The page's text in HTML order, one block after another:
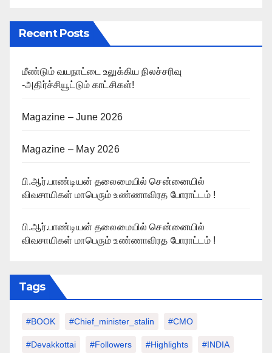
Recent Posts
மீண்டும் வயநாட்டை உலுக்கிய நிலச்சரிவு
-அதிர்ச்சியூட்டும் காட்சிகள்!
Magazine – June 2026
Magazine – May 2026
பி.ஆர்.பாண்டியன் தலைமையில் சென்னையில்
விவசாயிகள் மாபெரும் உண்ணாவிரத போராட்டம் !
பி.ஆர்.பாண்டியன் தலைமையில் சென்னையில்
விவசாயிகள் மாபெரும் உண்ணாவிரத போராட்டம் !
Tags
#BOOK #chief_minister_stalin #CMO
#devakkottai #followers #highlights #INDIA